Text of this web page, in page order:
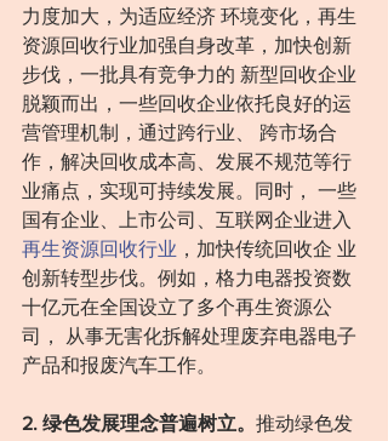
力度加大，为适应经济 环境变化，再生
资源回收行业加强自身改革，加快创新
步伐，一批具有竞争力的 新型回收企业
脱颖而出，一些回收企业依托良好的运
营管理机制，通过跨行业、 跨市场合
作，解决回收成本高、发展不规范等行
业痛点，实现可持续发展。同时， 一些
国有企业、上市公司、互联网企业进入
再生资源回收行业 ，加快传统回收企 业
创新转型步伐。例如，格力电器投资数
十亿元在全国设立了多个再生资源公
司， 从事无害化拆解处理废弃电器电子
产品和报废汽车工作。
2. 绿色发展理念普遍树立。 推动绿色发